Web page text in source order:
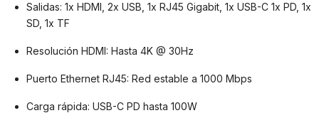
Salidas: 1x HDMI, 2x USB, 1x RJ45 Gigabit, 1x USB-C 1x PD, 1x
SD, 1x TF
Resolución HDMI: Hasta 4K @ 30Hz
Puerto Ethernet RJ45: Red estable a 1000 Mbps
Carga rápida: USB-C PD hasta 100W